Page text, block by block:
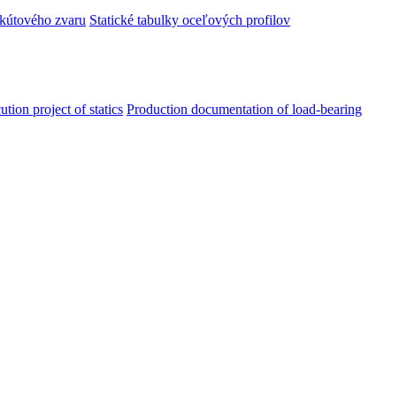
zvaru Statické tabulky oceľových profilov
project of statics Production documentation of load-bearing